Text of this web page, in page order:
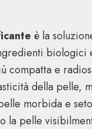
è la
biologici
compatta e
della pelle,
morbida e
la pelle